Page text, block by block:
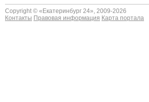
Copyright © « Екатеринбург 24», 2009-2026
Контакты Правовая информация Карта портала